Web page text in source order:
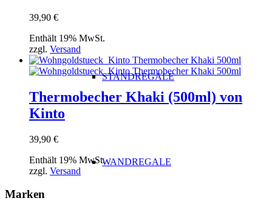
STANDREGALE
WANDREGALE
39,90 €
Enthält 19% MwSt.
zzgl. Versand
Thermobecher Khaki (500ml) von
Kinto
39,90 €
Enthält 19% MwSt.
zzgl. Versand
Marken